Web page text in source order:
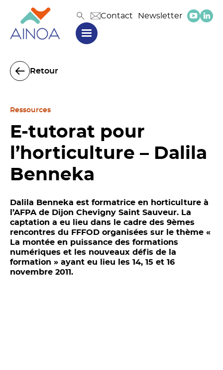
Contact Newsletter
Retour
Ressources
E-tutorat pour
l’horticulture – Dalila
Benneka
Dalila Benneka est formatrice en horticulture à
l’AFPA de Dijon Chevigny Saint Sauveur. La
captation a eu lieu dans le cadre des 9èmes
rencontres du FFFOD organisées sur le thème «
La montée en puissance des formations
numériques et les nouveaux défis de la
formation » ayant eu lieu les 14, 15 et 16
novembre 2011.